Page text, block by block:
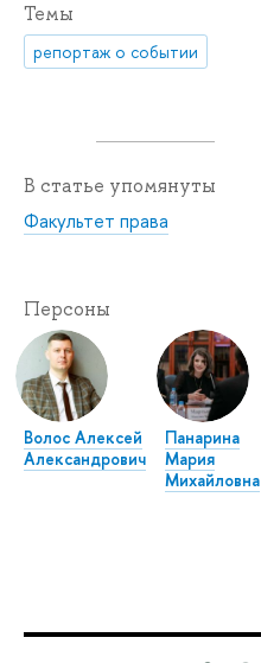
Темы
репортаж о событии
В статье упомянуты
Факультет права
Персоны
Волос Алексей
Александрович
Панарина
Мария
Михайловна